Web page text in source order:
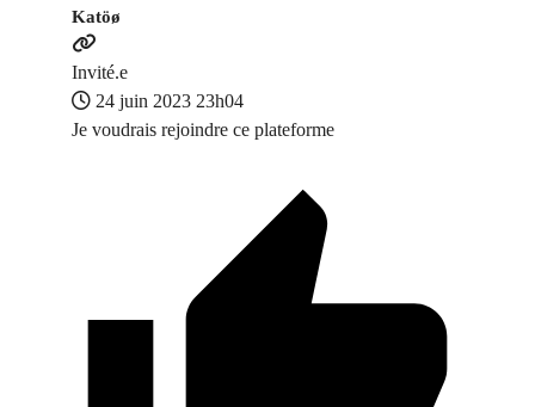
Katöø
Invité.e
24 juin 2023 23h04
Je voudrais rejoindre ce plateforme